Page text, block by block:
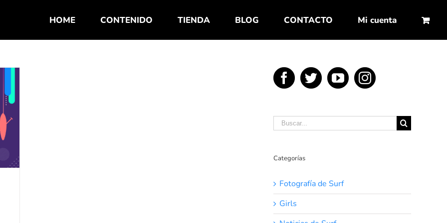
HOME CONTENIDO TIENDA BLOG CONTACTO Mi cuenta
Buscar:
Categorías
Fotografía de Surf
Girls